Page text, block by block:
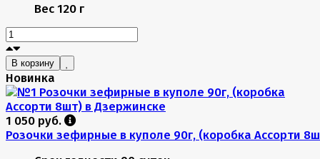
Вес 120 г
В корзину
Новинка
1 050 руб.
Розочки зефирные в куполе 90г, (коробка Ассорти